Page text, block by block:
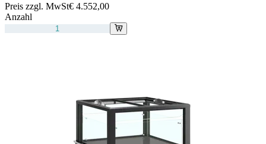
Preis zzgl. MwSt€ 4.552,00
Anzahl